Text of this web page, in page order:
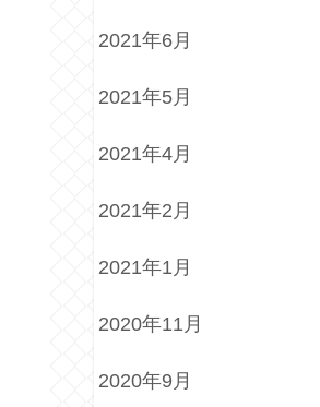
2021年6月
2021年5月
2021年4月
2021年2月
2021年1月
2020年11月
2020年9月